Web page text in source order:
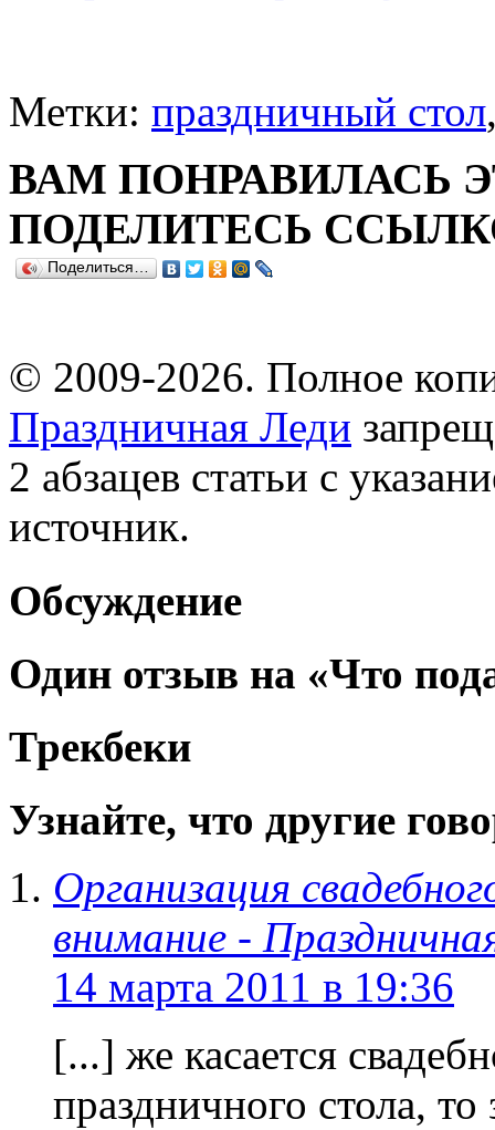
Метки: праздничный стол
ВАМ ПОНРАВИЛАСЬ
ПОДЕЛИТЕСЬ
Поделиться…
© 2009-2026. Полное
Праздничная Леди
2 абзацев статьи с
источник.
Обсуждение
Один отзыв на «Что
Трекбеки
Узнайте, что другие
Организация
внимание -
14 марта 2011 в 19:36
[...] же касается
праздничного стола, то